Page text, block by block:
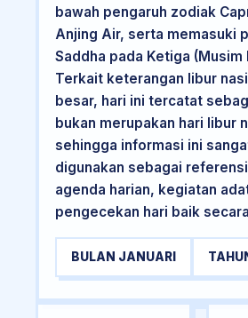
bawah pengaruh zodiak
Anjing Air, serta memasuki
Saddha pada Ketiga (Musim
Terkait keterangan libur
besar, hari ini tercatat
bukan merupakan hari libur
sehingga informasi ini
digunakan sebagai
agenda harian, kegiatan
pengecekan hari baik
BULAN JANUARI